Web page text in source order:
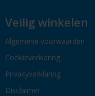
Veilig winkelen
Algemene voorwaarden
Cookieverklaring
Privacyverklaring
Disclaimer